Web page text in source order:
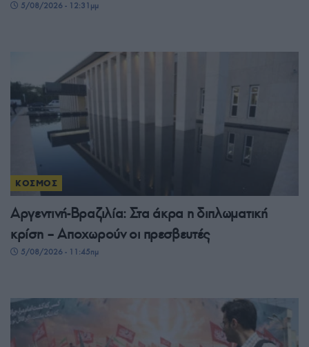
5/08/2026 - 12:31μμ
ΚΟΣΜΟΣ
Αργεντινή-Βραζιλία: Στα άκρα η διπλωματική
κρίση – Αποχωρούν οι πρεσβευτές
5/08/2026 - 11:45πμ